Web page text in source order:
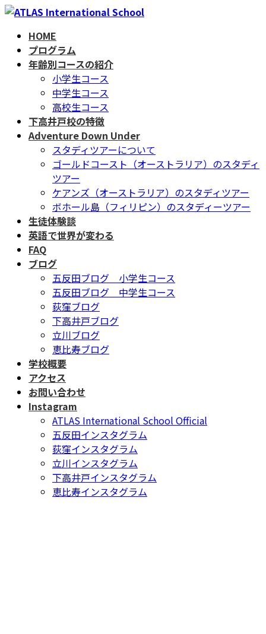
コ
ナ
HOME
プログラム
年齢別コースの紹介
小学生コース
中学生コース
高校生コース
下高井戸校の特徴
Adventure Down Under
スタディツアーについて
ゴールドコースト（オーストラリア）のスタディ
ツアー
ケアンズ（オーストラリア）のスタディツアー
ボホール島（フィリピン）のスタディーツアー
生徒体験談
英語で世界が変わる
FAQ
ブログ
五反田ブログ 小学生コース
五反田ブログ 中学生コース
荻窪ブログ
下高井戸ブログ
立川ブログ
恵比寿ブログ
学校概要
アクセス
お問い合わせ
Instagram
ATLAS International School Official
五反田インスタグラム
荻窪インスタグラム
立川インスタグラム
下高井戸インスタグラム
恵比寿インスタグラム